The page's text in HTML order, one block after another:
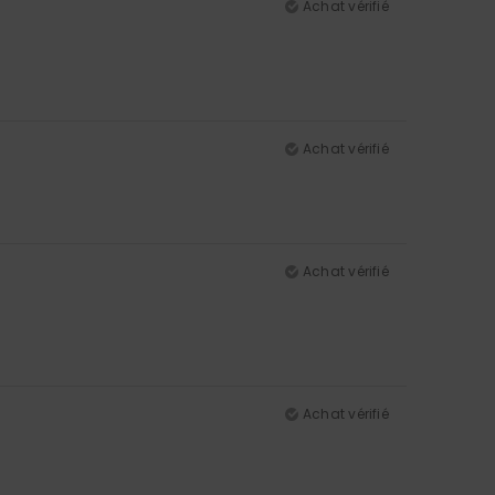
Achat vérifié
Achat vérifié
Achat vérifié
Achat vérifié